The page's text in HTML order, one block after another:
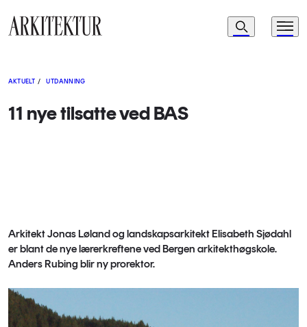
Navigasjon
Søk Meny
AKTUELT / UTDANNING
11 nye tilsatte ved BAS
Arkitekt Jonas Løland og landskapsarkitekt Elisabeth Sjødahl
er blant de nye lærerkreftene ved Bergen arkitekthøgskole.
Anders Rubing blir ny prorektor.